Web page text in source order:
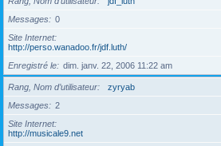
Messages
0
Site Internet
http://perso.wanadoo.fr/jdf.luth/
Enregistré le
dim. janv. 22, 2006 11:22 am
Rang, Nom d’utilisateur
zyryab
Messages
2
Site Internet
http://musicale9.net